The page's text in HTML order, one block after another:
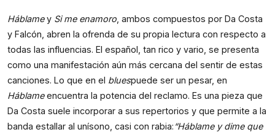
Háblamey Si me enamoro , ambos compuestos por Da Costa
y Falcón, abren la ofrenda de su propia lectura con respecto a
todas las influencias. El español, tan rico y vario, se presenta
como una manifestación aún más cercana del sentir de estas
canciones. Lo que en el bluespuede ser un pesar, en
Háblameencuentra la potencia del reclamo. Es una pieza que
Da Costa suele incorporar a sus repertorios y que permite a la
banda estallar al unísono, casi con rabia: “Háblame y dime que